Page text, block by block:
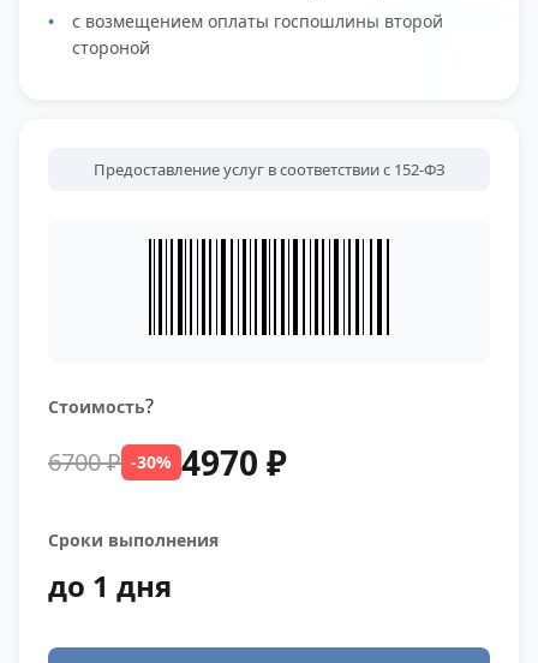
с возмещением оплаты госпошлины второй
стороной
Предоставление услуг в соответствии с 152-ФЗ
Стоимость?
6700 ₽ -30% 4970 ₽
Сроки выполнения
до 1 дня